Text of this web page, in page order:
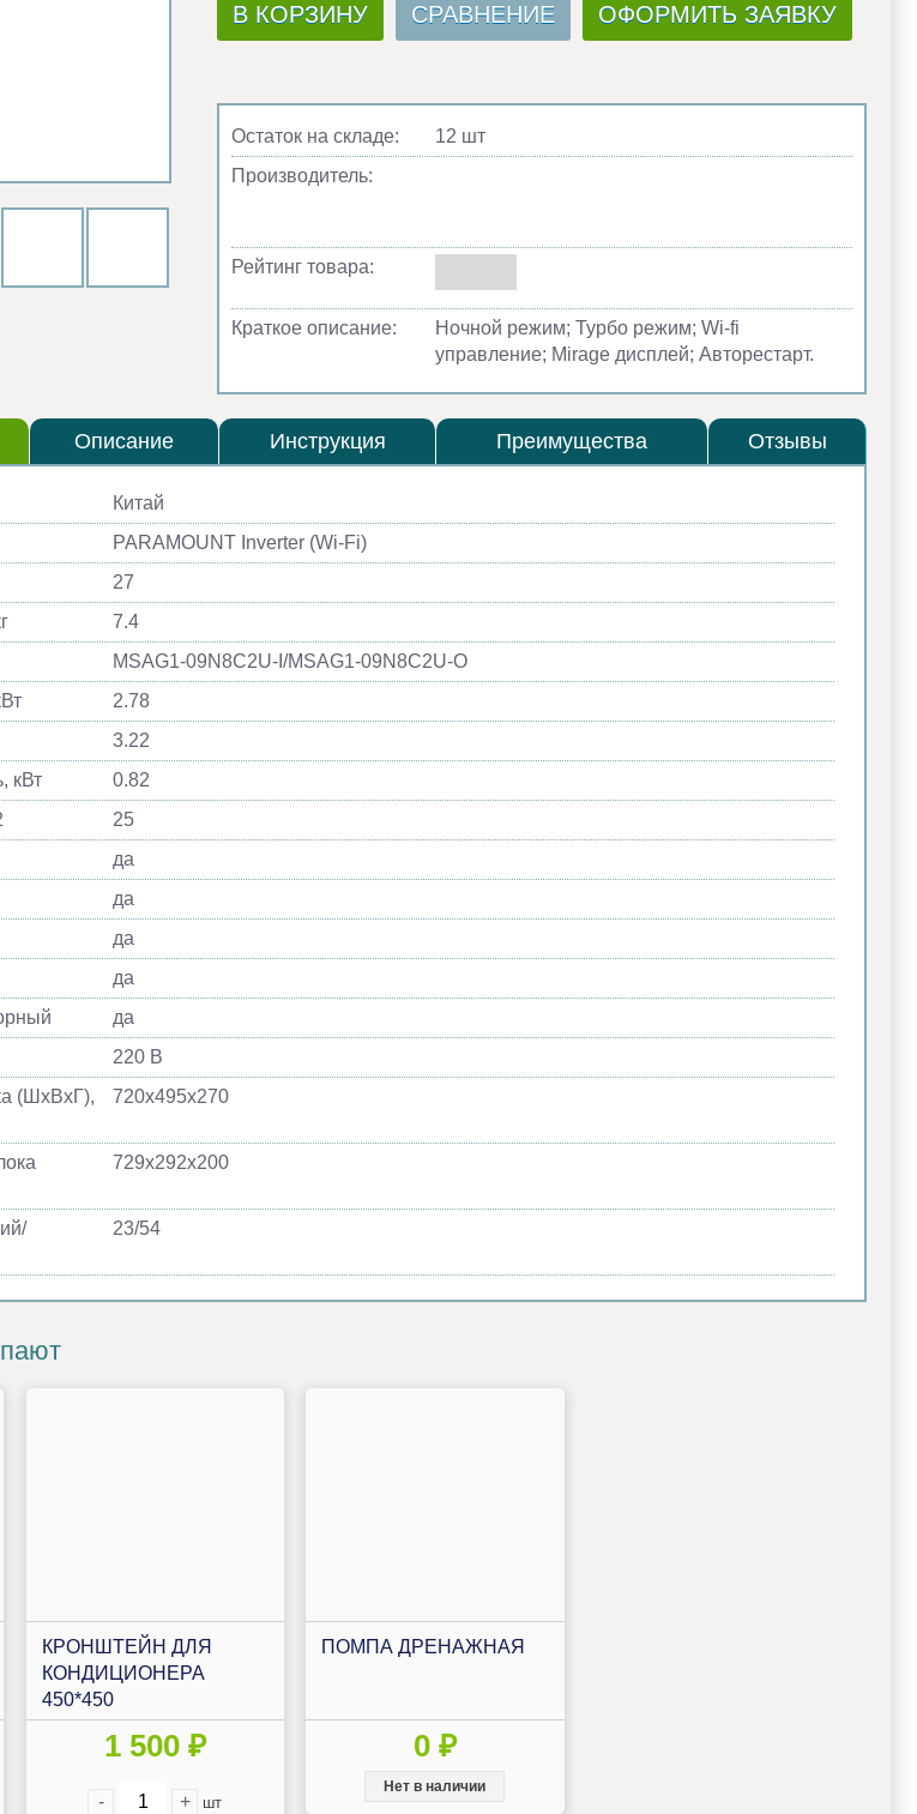
В КОРЗИНУ СРАВНЕНИЕ ОФОРМИТЬ ЗАЯВКУ
Остаток на складе:
12 шт
Производитель:
Рейтинг товара:
Краткое описание:
Ночной режим; Турбо режим; Wi-fi
управление; Mirage дисплей; Авторестарт.
Описание Инструкция Преимущества Отзывы
Китай
PARAMOUNT Inverter (Wi-Fi)
27
7.4
MSAG1-09N8C2U-I/MSAG1-09N8C2U-O
2.78
3.22
кВт
0.82
25
да
да
да
да
да
220 В
(ШхВхГ),
720х495х270
729х292х200
23/54
КРОНШТЕЙН ДЛЯ
КОНДИЦИОНЕРА
450*450
1 500 ₽
- + шт
ПОМПА ДРЕНАЖНАЯ
0 ₽
Нет в наличии